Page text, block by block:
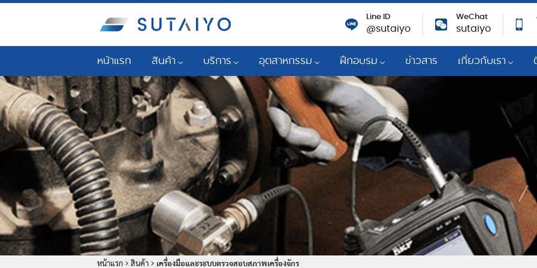
Line ID
@sutaiyo
WeChat
sutaiyo
หน้าแรก สินค้า
น้ำมันหล่อลื่นอุตสาหกรรม
น้ำมันหล่อลื่นยานยนต์เพื่อการพานิชย์
ตลับลูกปืน ซีล และสายพาน
ระบบหล่อลื่น
Mobil™ LubeGuardPro
ระบบกรอง
ระบบทำความสะอาด
เครื่องมือและระบบตรวจสอบสภาพ
บริการ
โปรแกรมเพิ่มความน่าเชื่อถือของเครื่องจักร
การวิเคราะห์น้ำมันหล่อลื่น
การบริการด้านการจัดการสารหล่อลื่น
การบริการด้านวิศวกรรม
การตรวจสอบสภาพเครื่องจักร
การบริการวิศวกรรมด้านเทคนิค
บริการซ่อมบำรุงเครื่องจักรกล
อุตสาหกรรม
อุตสาหกรรมการผลิตไฟฟ้า
เครื่องยนต์แก๊ส
ปิโตรเคมีและโรงกลั่น
อุตสาหกรรมการผลิตทั่วไป
อุตสาหกรรมเยื่อและกระดาษ
อุตสาหกรรมเหล็ก
ธุรกิจยานยนต์เพื่อการพาณิชย์และการ
ฝึกอบรม
การอบรมสัมนา
Technical Knowledges
Training Courses
ข่าวสาร เกี่ยวกับเรา
ผู้แทนจำหน่ายเชิงก
ความรับผิดชอบต่อสัง
รางวัลและความสำเร็จ
ร่วมงานกับเรา
การตอบสนองต่อ
หน้าแรก > สินค้า > เครื่องมือและระบบตรวจสอบสภาพเครื่องจักร